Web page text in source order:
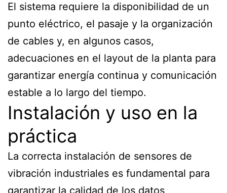
El sistema requiere la disponibilidad de un
punto eléctrico, el pasaje y la organización
de cables y, en algunos casos,
adecuaciones en el layout de la planta para
garantizar energía continua y comunicación
estable a lo largo del tiempo.
Instalación y uso en la
práctica
La correcta instalación de sensores de
vibración industriales es fundamental para